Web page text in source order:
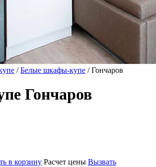
/Белые шкафы-купе / Гончаров
Гончаров
в корзину Расчет цены Вызвать